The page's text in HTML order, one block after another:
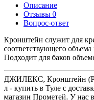
Описание
Отзывы 0
Вопрос-ответ
Кронштейн служит для
соответствующего объема
Подходит для баков
ДЖИЛЕКС, Кронштейн
л - купить в Туле с
магазин Прометей. У нас